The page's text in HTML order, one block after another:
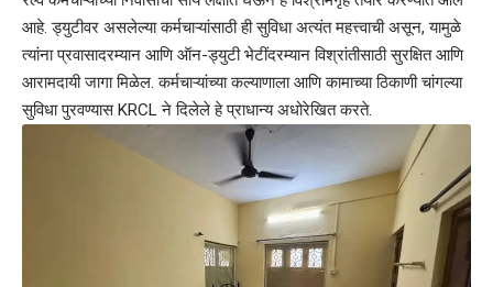
आहे. ड्युटीवर असलेल्या कर्मचाऱ्यांसाठी ही सुविधा अत्यंत महत्त्वाची असून, यामुळे
त्यांना प्रवासादरम्यान आणि ऑन-ड्युटी भेटींदरम्यान विश्रांतीसाठी सुरक्षित आणि
आरामदायी जागा मिळेल. कर्मचाऱ्यांच्या कल्याणाला आणि कामाच्या ठिकाणी चांगल्या
सुविधा पुरवण्यास KRCL ने दिलेले हे प्राधान्य अधोरेखित करते.